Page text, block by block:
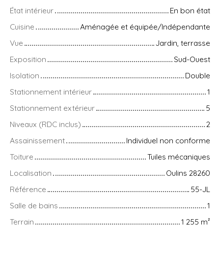
État intérieur
En bon état
Cuisine
Aménagée et équipée/Indépendante
Vue
Jardin, terrasse
Exposition
Sud-Ouest
Isolation
Double
Stationnement intérieur
1
Stationnement extérieur
5
Niveaux (RDC inclus)
2
Assainissement
Individuel non conforme
Toiture
Tuiles mécaniques
Localisation
Oulins 28260
Référence
55-JL
Salle de bains
1
Terrain
1 255 m²